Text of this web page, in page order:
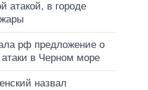
атакой, в городе
рф предложение о
в Черном море
назвал